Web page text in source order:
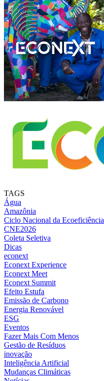
TAGS
Água
Amazônia
Ciclo Nacional da Ecoeficiência
CNE2026
Coleta Seletiva
Dicas
econext
Econext Experience
Econext Meet
Econext Summit
Efeito Estufa
Emissão de Carbono
Energia Renovável
ESG
Eventos
Fazer Mais Com Menos
Gestão de Resíduos
inovação
Inteligência Artificial
Mudanças Climáticas